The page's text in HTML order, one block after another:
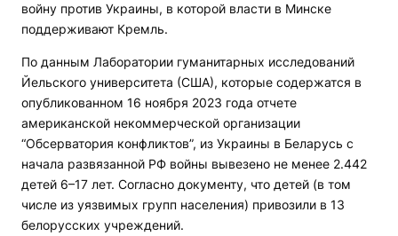
войну против Украины, в которой власти в Минске
поддерживают Кремль.
По данным Лаборатории гуманитарных исследований
Йельского университета (США), которые содержатся в
опубликованном 16 ноября 2023 года отчете
американской некоммерческой организации
“Обсерватория конфликтов”, из Украины в Беларусь с
начала развязанной РФ войны вывезено не менее 2.442
детей 6–17 лет. Согласно документу, что детей (в том
числе из уязвимых групп населения) привозили в 13
белорусских учреждений.